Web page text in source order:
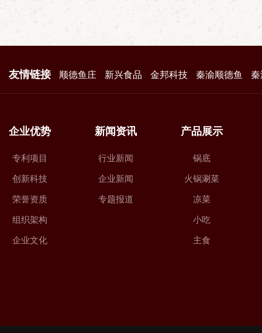
友情链接 顺德鱼庄 新兴食品 金邦科技 秦渝顺德鱼
企业优势
专利项目
创新科技
荣誉资质
组织架构
企业文化
新闻资讯
行业新闻
企业新闻
专题报道
产品展示
锅底
火锅涮菜
凉菜
小吃
主食